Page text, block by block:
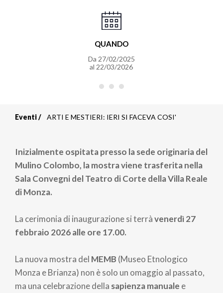
QUANDO
Da 27/02/2025
al 22/03/2026
di
pane
Eventi ARTI E MESTIERI: IERI SI FACEVA COSI'
Inizialmente ospitata presso la sede originaria del
Mulino Colombo, la mostra viene trasferita nella
Sala Convegni del Teatro di Corte della Villa Reale
di Monza.
La cerimonia di inaugurazione si terràvenerdì 27
febbraio 2026 alle ore 17.00.
La nuova mostra del MEMB (Museo Etnologico
Monza e Brianza) non è solo un omaggio al passato,
ma una celebrazione della sapienza manuale e